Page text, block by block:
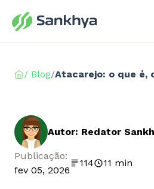
/ Blog/
Autor: Redator
Publicação:
fev 05, 2026
114 11 min